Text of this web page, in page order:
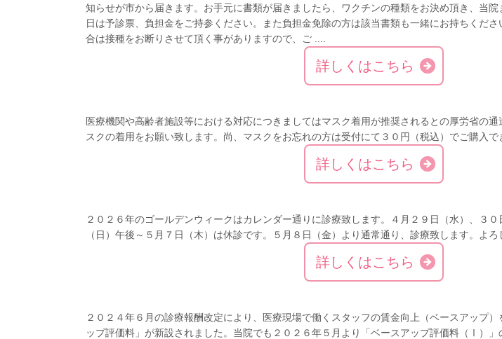
知らせが市から届きます。お手元に書類が届きましたら、ワクチンの種類をお決め頂き、当
日は予診票、負担金をご持参ください。また負担金免除の方は該当書類も一緒にお持ちくだ
合は接種をお断りさせて頂く事がありますので、ご ....
詳しくはこちら
医療機関や高齢者施設等における対応につきましてはマスク着用が推奨されるとの厚労省の
スクの着用をお願い致します。尚、マスクをお忘れの方は受付にて３０円（税込）でご購入で
詳しくはこちら
２０２６年のゴールデンウィークはカレンダー通りに診療致します。４月２９日（水）、３
（日）午後～５月７日（木）は休診です。５月８日（金）より通常通り、診療致します。よろ
詳しくはこちら
２０２４年６月の診療報酬改定により、医療現場で働くスタッフの賃金向上（ベースアップ
ップ評価料」が新設されました。当院でも２０２６年５月より「ベースアップ評価料（Ⅰ）